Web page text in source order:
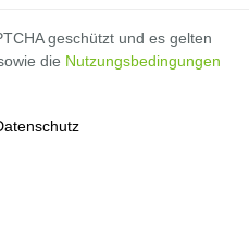
geschützt und es gelten
die Nutzungsbedingungen